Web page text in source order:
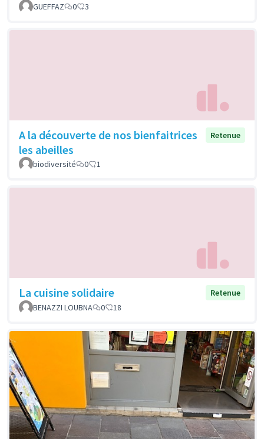
GUEFFAZ 0 3
A la découverte de nos bienfaitrices
les abeilles
Retenue
biodiversité 0 1
La cuisine solidaire
Retenue
BENAZZI LOUBNA
0 18